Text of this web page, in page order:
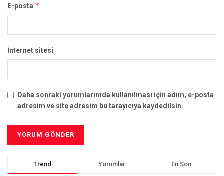
E-posta *
İnternet sitesi
Daha sonraki yorumlarımda kullanılması için adım, e-posta
adresim ve site adresim bu tarayıcıya kaydedilsin.
Trend Yorumlar En Son